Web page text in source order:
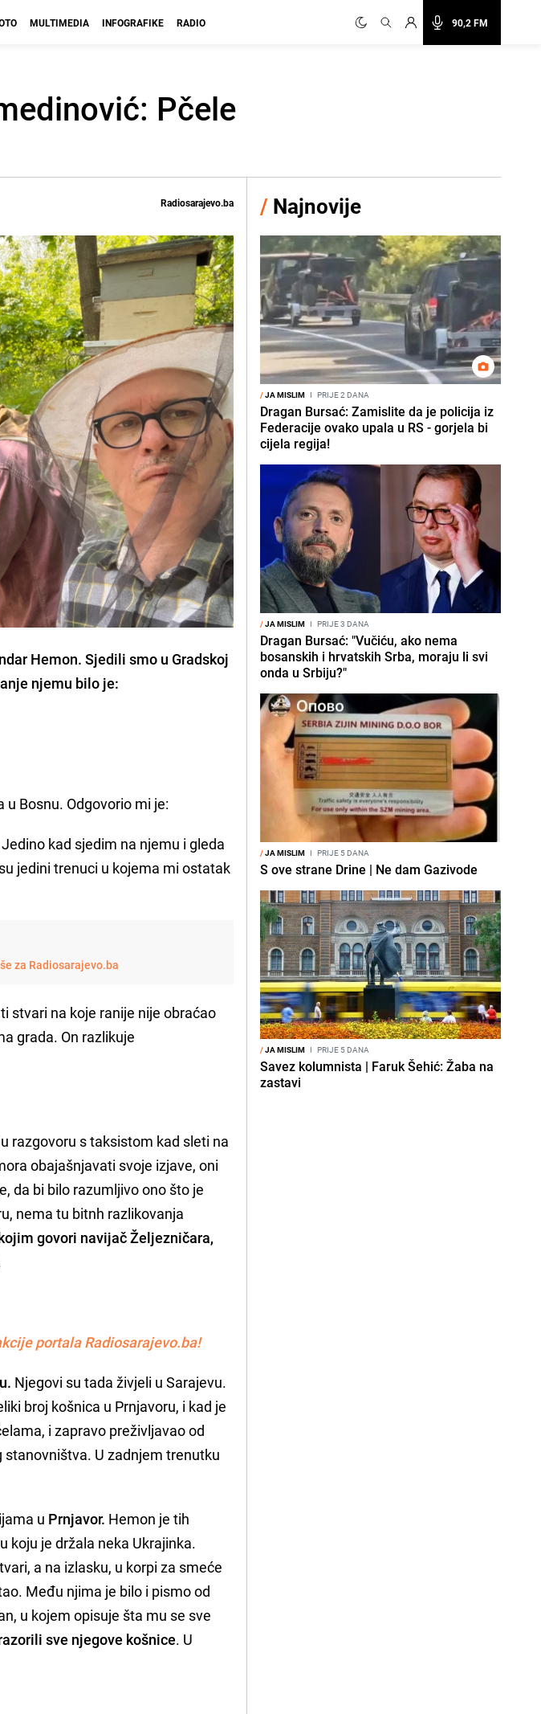
90,2 FM
MULTIMEDIA INFOGRAFIKE RADIO
Pčele
Radiosarajevo.ba
Hemon. Sjedili smo u Gradskoj
njemu bilo je:
Bosnu. Odgovorio mi je:
kad sjedim na njemu i gleda
jedini trenuci u kojema mi ostatak
za Radiosarajevo.ba
stvari na koje ranije nije obraćao
grada. On razlikuje
razgovoru s taksistom kad sleti na
obajašnjavati svoje izjave, oni
da bi bilo razumljivo ono što je
nema tu bitnh razlikovanja
govori navijač Željezničara,
portala Radiosarajevo.ba!
Njegovi su tada živjeli u Sarajevu.
broj košnica u Prnjavoru, i kad je
i zapravo preživljavao od
U zadnjem trenutku
u Prnjavor. Hemon je tih
koju je držala neka Ukrajinka.
a na izlasku, u korpi za smeće
Među njima je bilo i pismo od
u kojem opisuje šta mu se sve
sve njegove košnice. U
/ Najnovije
/JA MISLIM I PRIJE 2 DANA
Dragan Bursać: Zamislite da je policija iz
Federacije ovako upala u RS - gorjela bi
cijela regija!
/JA MISLIM I PRIJE 3 DANA
Dragan Bursać: "Vučiću, ako nema
bosanskih i hrvatskih Srba, moraju li svi
onda u Srbiju?"
/JA MISLIM I PRIJE 5 DANA
S ove strane Drine | Ne dam Gazivode
/JA MISLIM I PRIJE 5 DANA
Savez kolumnista | Faruk Šehić: Žaba na
zastavi